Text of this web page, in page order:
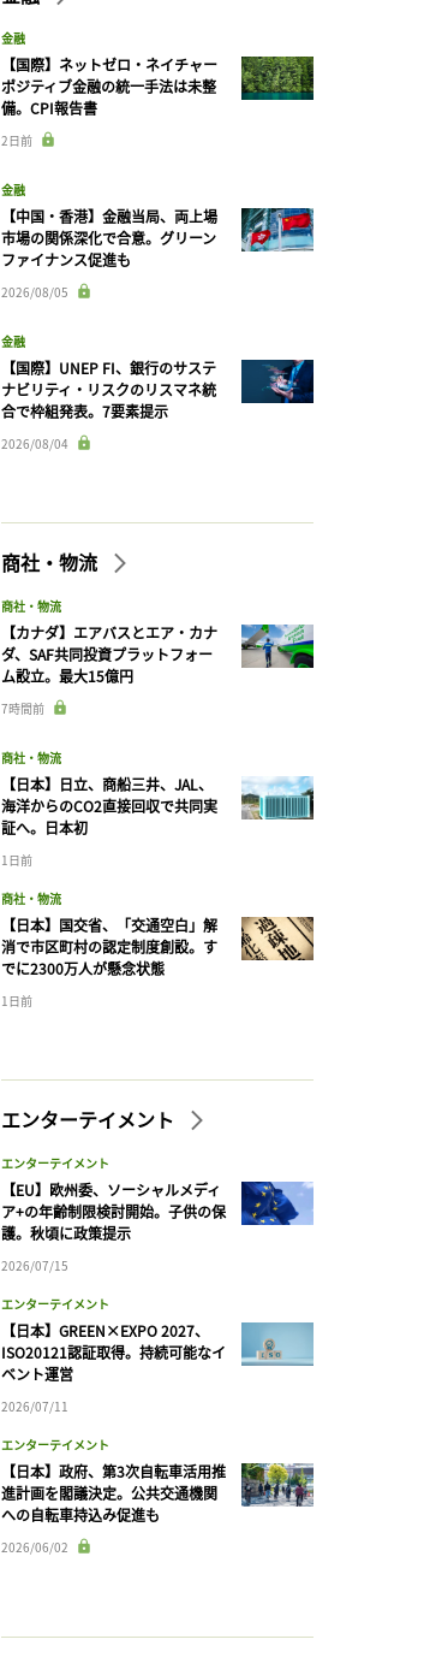
金融
【国際】ネットゼロ・ネイチャー
ポジティブ金融の統一手法は未整
備。CPI報告書
2日前
金融
【中国・香港】金融当局、両上場
市場の関係深化で合意。グリーン
ファイナンス促進も
2026/08/05
金融
【国際】UNEP FI、銀行のサステ
ナビリティ・リスクのリスマネ統
合で枠組発表。7要素提示
2026/08/04
商社・物流
商社・物流
【カナダ】エアバスとエア・カナ
ダ、SAF共同投資プラットフォー
ム設立。最大15億円
7時間前
商社・物流
【日本】日立、商船三井、JAL、
海洋からのCO2直接回収で共同実
証へ。日本初
1日前
商社・物流
【日本】国交省、「交通空白」解
消で市区町村の認定制度創設。す
でに2300万人が懸念状態
1日前
エンターテイメント
エンターテイメント
【EU】欧州委、ソーシャルメディ
ア+の年齢制限検討開始。子供の保
護。秋頃に政策提示
2026/07/15
エンターテイメント
【日本】GREEN×EXPO 2027、
ISO20121認証取得。持続可能なイ
ベント運営
2026/07/11
エンターテイメント
【日本】政府、第3次自転車活用推
進計画を閣議決定。公共交通機関
への自転車持込み促進も
2026/06/02